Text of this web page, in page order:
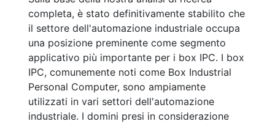
completa, è stato definitivamente stabilito che
il settore dell'automazione industriale occupa
una posizione preminente come segmento
applicativo più importante per i box IPC. I box
IPC, comunemente noti come Box Industrial
Personal Computer, sono ampiamente
utilizzati in vari settori dell'automazione
industriale. I domini presi in considerazione